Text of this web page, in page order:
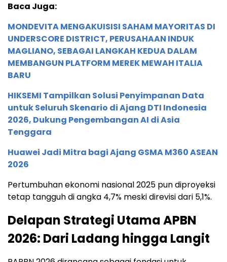
Baca Juga:
MONDEVITA MENGAKUISISI SAHAM MAYORITAS DI
UNDERSCORE DISTRICT, PERUSAHAAN INDUK
MAGLIANO, SEBAGAI LANGKAH KEDUA DALAM
MEMBANGUN PLATFORM MEREK MEWAH ITALIA
BARU
HIKSEMI Tampilkan Solusi Penyimpanan Data
untuk Seluruh Skenario di Ajang DTI Indonesia
2026, Dukung Pengembangan AI di Asia
Tenggara
Huawei Jadi Mitra bagi Ajang GSMA M360 ASEAN
2026
Pertumbuhan ekonomi nasional 2025 pun diproyeksi
tetap tangguh di angka 4,7% meski direvisi dari 5,1%.
Delapan Strategi Utama APBN
2026: Dari Ladang hingga Langit